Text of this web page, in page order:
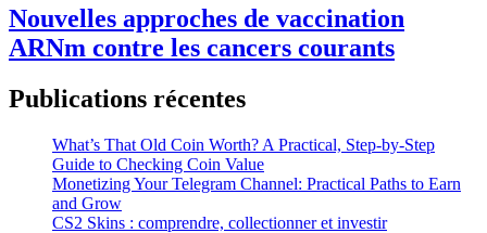
Nouvelles approches de vaccination
ARNm contre les cancers courants
Publications récentes
What’s That Old Coin Worth? A Practical, Step‑by‑Step
Guide to Checking Coin Value
Monetizing Your Telegram Channel: Practical Paths to Earn
and Grow
CS2 Skins : comprendre, collectionner et investir